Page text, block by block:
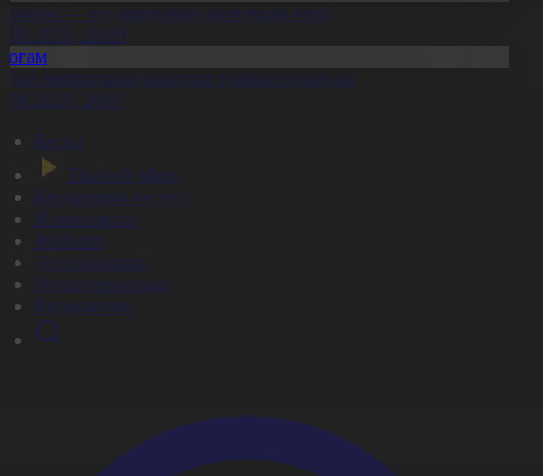
— ел дамуының қозғаушы күші
20:09
импортына уақытша тыйым салынды
20:07
Басты
Тікелей эфир
Бағдарлама кестесі
Жаңалықтар
Жобалар
Телехикаялар
Мультсериалдар
Видеоархив